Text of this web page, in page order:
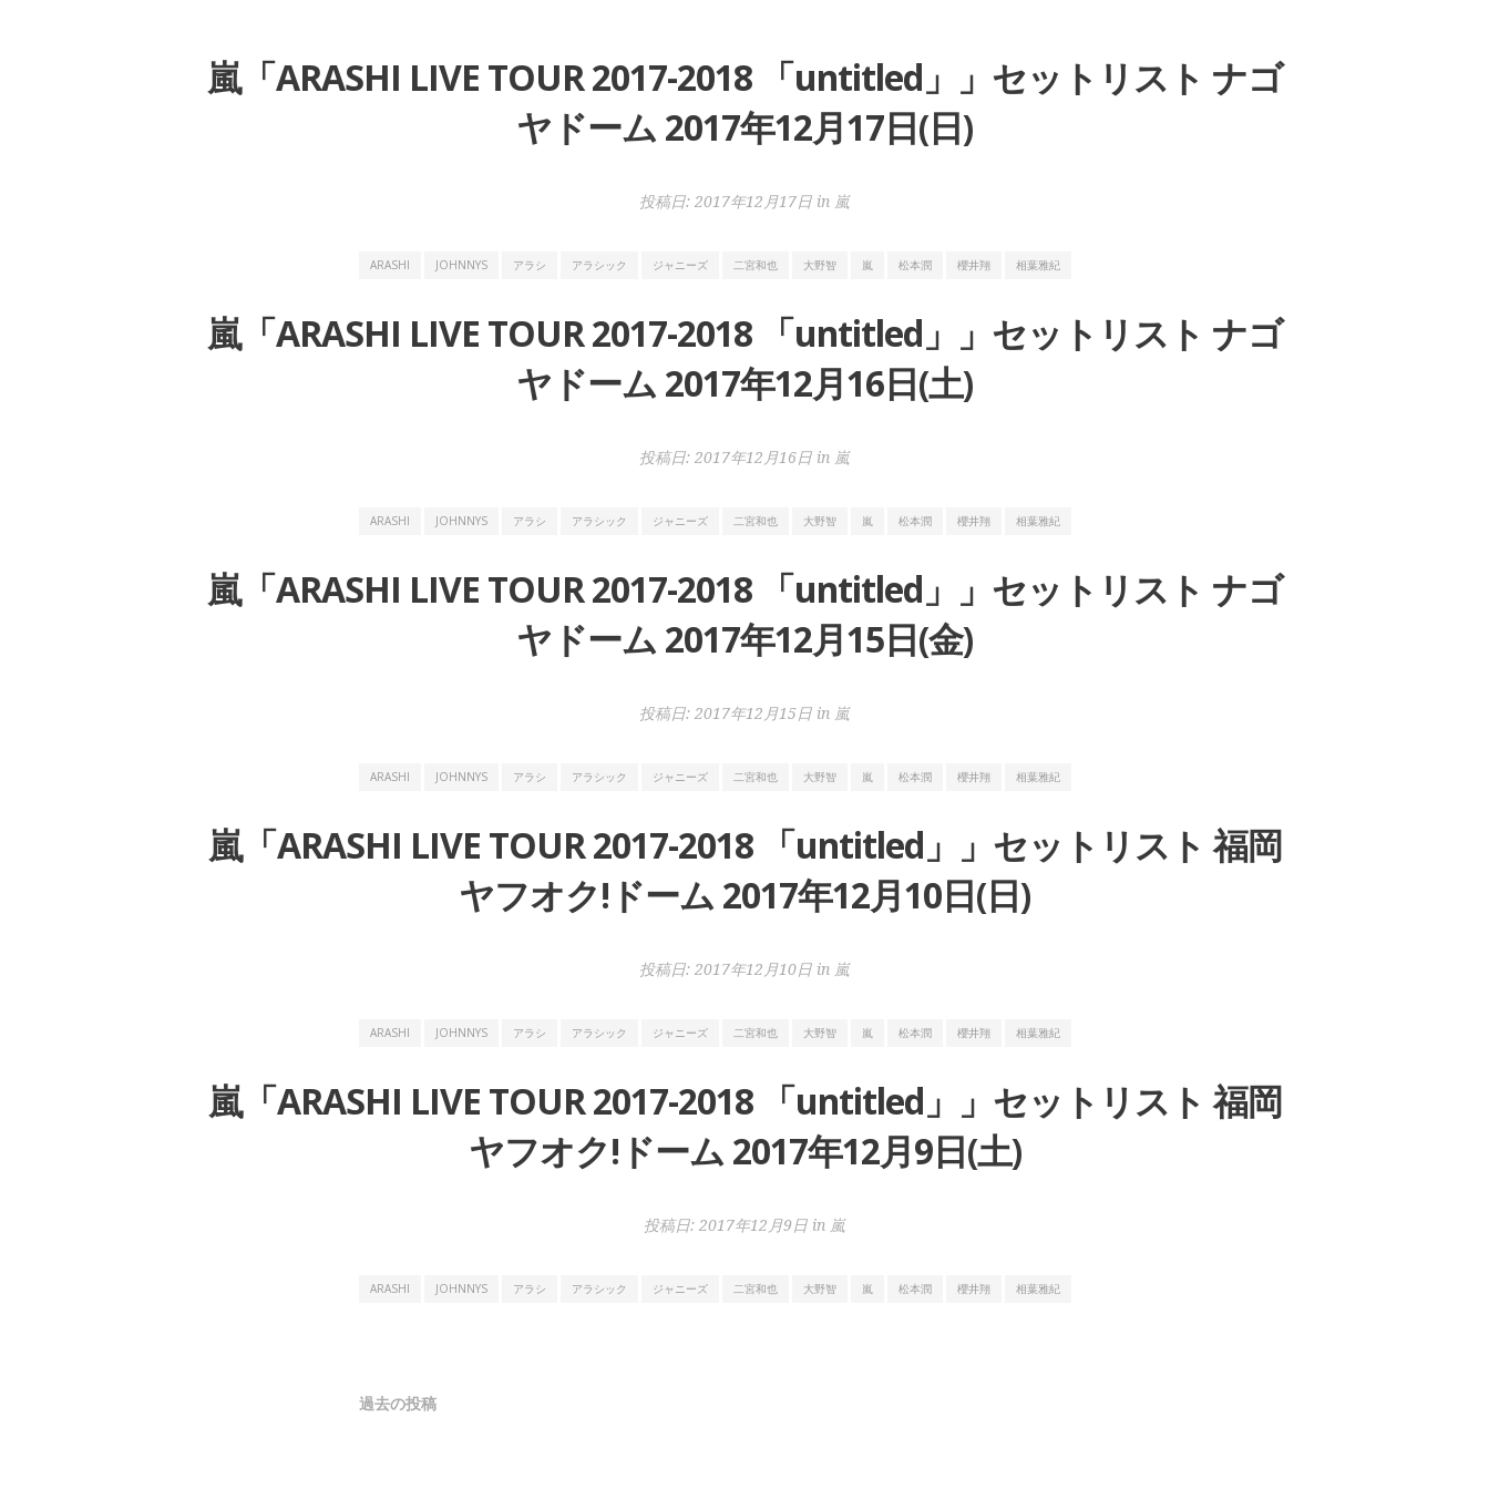
嵐「ARASHI LIVE TOUR 2017-2018 「untitled」」セットリスト ナゴ
ヤドーム 2017年12月17日(日)
投稿日: 2017年12月17日 in 嵐
ARASHI JOHNNYS アラシ アラシック ジャニーズ 二宮和也 大野智 嵐 松本潤 櫻井翔 相葉雅紀
嵐「ARASHI LIVE TOUR 2017-2018 「untitled」」セットリスト ナゴ
ヤドーム 2017年12月16日(土)
投稿日: 2017年12月16日 in 嵐
ARASHI JOHNNYS アラシ アラシック ジャニーズ 二宮和也 大野智 嵐 松本潤 櫻井翔 相葉雅紀
嵐「ARASHI LIVE TOUR 2017-2018 「untitled」」セットリスト ナゴ
ヤドーム 2017年12月15日(金)
投稿日: 2017年12月15日 in 嵐
ARASHI JOHNNYS アラシ アラシック ジャニーズ 二宮和也 大野智 嵐 松本潤 櫻井翔 相葉雅紀
嵐「ARASHI LIVE TOUR 2017-2018 「untitled」」セットリスト 福岡
ヤフオク!ドーム 2017年12月10日(日)
投稿日: 2017年12月10日 in 嵐
ARASHI JOHNNYS アラシ アラシック ジャニーズ 二宮和也 大野智 嵐 松本潤 櫻井翔 相葉雅紀
嵐「ARASHI LIVE TOUR 2017-2018 「untitled」」セットリスト 福岡
ヤフオク!ドーム 2017年12月9日(土)
投稿日: 2017年12月9日 in 嵐
ARASHI JOHNNYS アラシ アラシック ジャニーズ 二宮和也 大野智 嵐 松本潤 櫻井翔 相葉雅紀
過去の投稿